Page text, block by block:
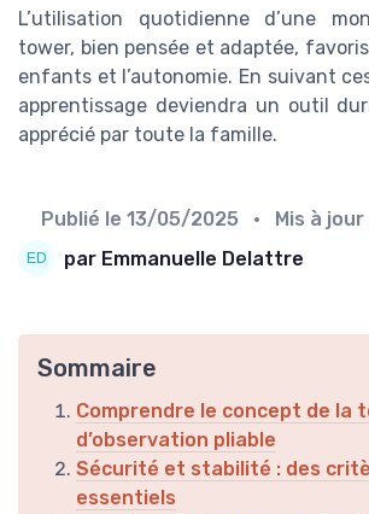
L’utilisation quotidienne d’une
tower, bien pensée et adaptée,
enfants et l’autonomie. En suivant
apprentissage deviendra un outil
apprécié par toute la famille.
Publié le 13/05/2025 • Mis à jour
par Emmanuelle Delattre
Sommaire
Comprendre le concept de la
d’observation pliable
Sécurité et stabilité : des
essentiels